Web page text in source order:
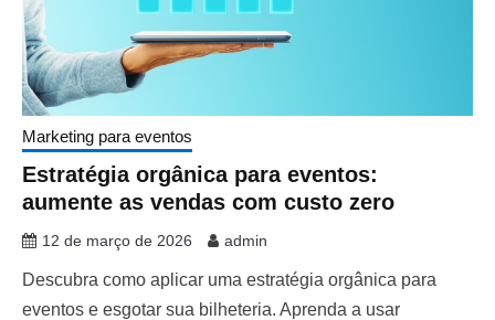
Marketing para eventos
Estratégia orgânica para eventos:
aumente as vendas com custo zero
12 de março de 2026 admin
Descubra como aplicar uma estratégia orgânica para
eventos e esgotar sua bilheteria. Aprenda a usar